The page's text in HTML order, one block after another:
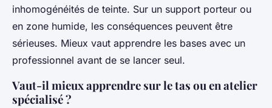
inhomogénéités de teinte. Sur un support porteur ou
en zone humide, les conséquences peuvent être
sérieuses. Mieux vaut apprendre les bases avec un
professionnel avant de se lancer seul.
Vaut-il mieux apprendre sur le tas ou en atelier
spécialisé ?